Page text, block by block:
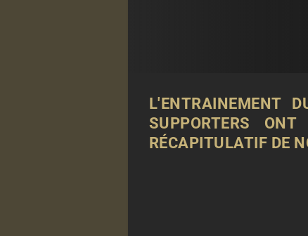
L'ENTRAINEMENT
SUPPORTERS
RÉCAPITULATIF DE